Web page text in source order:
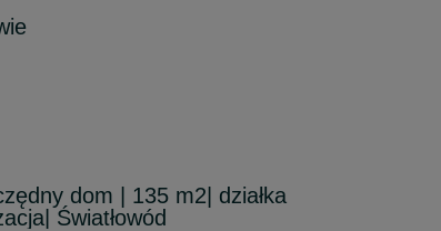
dom | 135 m2| działka
Światłowód